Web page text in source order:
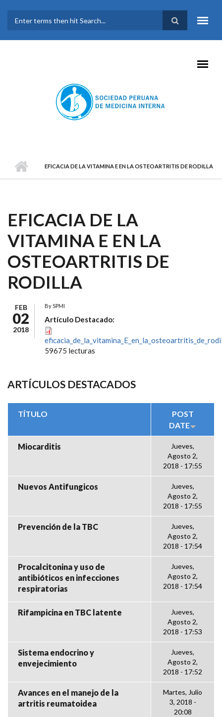
FORMULARIO DE
BÚSQUEDA
EFICACIA DE LA VITAMINA E EN LA OSTEOARTRITIS DE RODILLA
EFICACIA DE LA
VITAMINA E EN LA
OSTEOARTRITIS DE
RODILLA
FEB
02
2018
BySPMI
Artículo Destacado:
59675 lecturas
ARTÍCULOS DESTACADOS
TÍTULO
POST
DATE
Miocarditis
Jueves,
Agosto 2,
2018 - 17:55
Nuevos Antifungicos
Jueves,
Agosto 2,
2018 - 17:55
Prevención de la TBC
Jueves,
Agosto 2,
2018 - 17:54
Procalcitonina y uso de
antibióticos en infecciones
respiratorias
Jueves,
Agosto 2,
2018 - 17:54
Rifampicina en TBC latente
Jueves,
Agosto 2,
2018 - 17:53
Sistema endocrino y
envejecimiento
Jueves,
Agosto 2,
2018 - 17:52
Avances en el manejo de la
artritis reumatoidea
Martes, Julio
3, 2018 -
20:08